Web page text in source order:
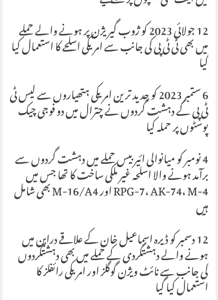
12 جولائی 2023 کو ژوب گیریژن پر ہونے والے حملے
میں بھی ٹی ٹی پی کی جانب سے امریکی اسلحے کا استعمال کیا
گیا
6 ستمبر 2023 کو جدید ترین امریکی ہتھیاروں سے لیس ٹی
ٹی پی کے دہشت گردوں نے چترال میں دو فوجی چیک
پوسٹوں پر حملہ کیا
4 نومبر کو میانوالی ائیر بیس حملے میں دہشت گردوں سے
برآمد ہونے والا اسلحہ غیر ملکی ساخت کا تھا جس میں
RPG-7، AK-74، M-4 اور M-16/A4 بھی شامل
ہیں
12 دسمبر کو ڈیرہ اسماعیل خان کے علاقے درابن میں
ہونے والے دہشتگردی کے حملے میں بھی دہشتگردوں
کی جانب سے نائٹ ویژن گوگلز اور امریکی رائفلز کا
استعمال کیا گیا